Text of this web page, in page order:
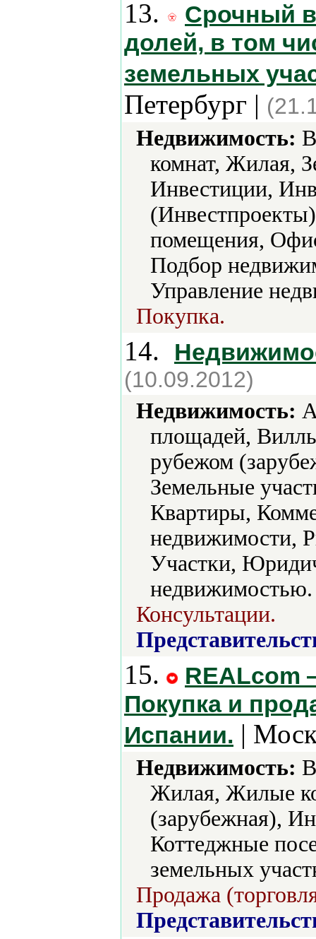
13.
Срочный
долей, в том
земельных
Петербург |
Недвижимость:
комнат, Жилая,
Инвестиции,
помещения,
Подбор
Управление
Покупка.
14.
(10.09.2012)
Недвижимость:
площадей,
рубежом
Земельные
Квартиры,
недвижимости,
Участки,
недвижимостью.
Консультации.
15.
REALcom
Покупка и
Испании. |
Недвижимость:
Жилая, Жилые
(зарубежная),
Коттеджные
земельных
Продажа